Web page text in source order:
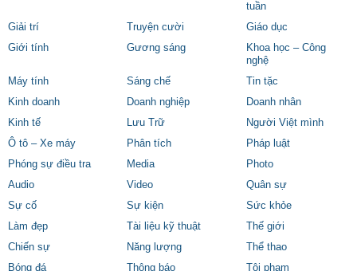
tuần
Giải trí
Truyện cười
Giáo dục
Giới tính
Gương sáng
Khoa học – Công
nghệ
Máy tính
Sáng chế
Tin tặc
Kinh doanh
Doanh nghiệp
Doanh nhân
Kinh tế
Lưu Trữ
Người Việt mình
Ô tô – Xe máy
Phân tích
Pháp luật
Phóng sự điều tra
Media
Photo
Audio
Video
Quân sự
Sự cố
Sự kiện
Sức khỏe
Làm đẹp
Tài liệu kỹ thuật
Thế giới
Chiến sự
Năng lượng
Thể thao
Bóng đá
Thông báo Tội phạm